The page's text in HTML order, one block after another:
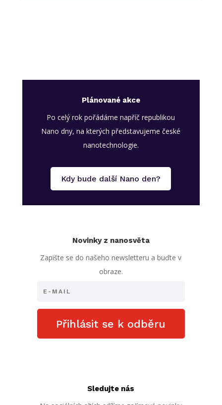
Plánované akce
Po celý rok pořádáme napříč republikou
Nano dny, na kterých představujeme české
nanotechnologie.
Kdy bude další Nano den?
Novinky z nanosvěta
Zapište se do našeho newsletteru a buďte v
obraze.
Přihlásit se k odběru
Sledujte nás